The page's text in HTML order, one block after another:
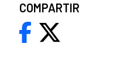
COMPARTIR